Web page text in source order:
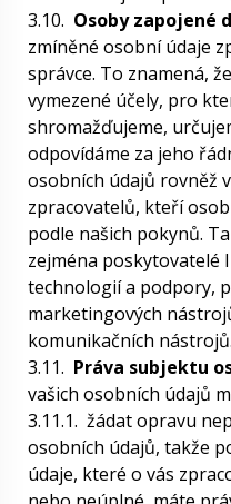
3.10. Osoby zapojené
zmíněné osobní údaje
správce. To znamená,
vymezené účely, pro
shromažďujeme,
odpovídáme za jeho
osobních údajů rovněž
zpracovatelů, kteří
podle našich pokynů.
zejména poskytovatelé
technologií a podpory,
marketingových
komunikačních nástrojů.
3.11. Práva subjektu
vašich osobních údajů
3.11.1. žádat opravu
osobních údajů, takže
údaje, které o vás